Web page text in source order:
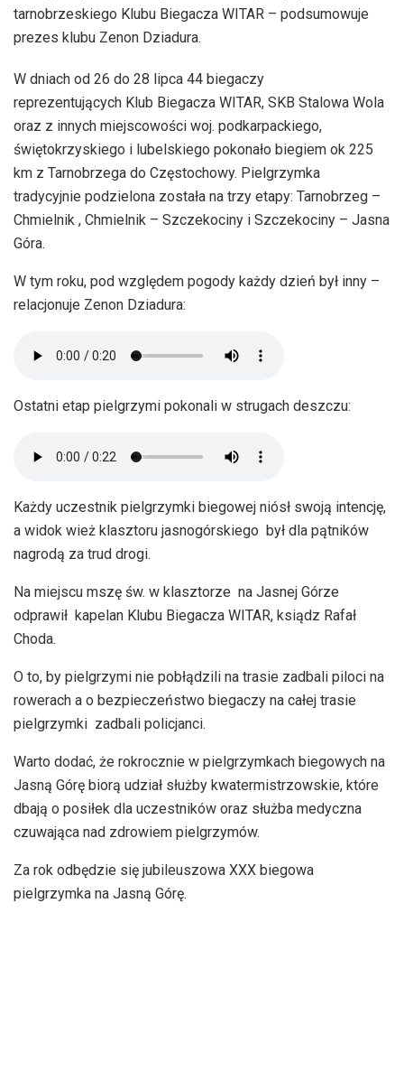
tarnobrzeskiego Klubu Biegacza WITAR – podsumowuje
prezes klubu Zenon Dziadura.
W dniach od 26 do 28 lipca 44 biegaczy
reprezentujących Klub Biegacza WITAR, SKB Stalowa Wola
oraz z innych miejscowości woj. podkarpackiego,
świętokrzyskiego i lubelskiego pokonało biegiem ok 225
km z Tarnobrzega do Częstochowy. Pielgrzymka
tradycyjnie podzielona została na trzy etapy: Tarnobrzeg –
Chmielnik , Chmielnik – Szczekociny i Szczekociny – Jasna
Góra.
W tym roku, pod względem pogody każdy dzień był inny –
relacjonuje Zenon Dziadura:
Ostatni etap pielgrzymi pokonali w strugach deszczu:
Każdy uczestnik pielgrzymki biegowej niósł swoją intencję,
a widok wież klasztoru jasnogórskiego był dla pątników
nagrodą za trud drogi.
Na miejscu mszę św. w klasztorze na Jasnej Górze
odprawił kapelan Klubu Biegacza WITAR, ksiądz Rafał
Choda.
O to, by pielgrzymi nie pobłądzili na trasie zadbali piloci na
rowerach a o bezpieczeństwo biegaczy na całej trasie
pielgrzymki zadbali policjanci.
Warto dodać, że rokrocznie w pielgrzymkach biegowych na
Jasną Górę biorą udział służby kwatermistrzowskie, które
dbają o posiłek dla uczestników oraz służba medyczna
czuwająca nad zdrowiem pielgrzymów.
Za rok odbędzie się jubileuszowa XXX biegowa
pielgrzymka na Jasną Górę.